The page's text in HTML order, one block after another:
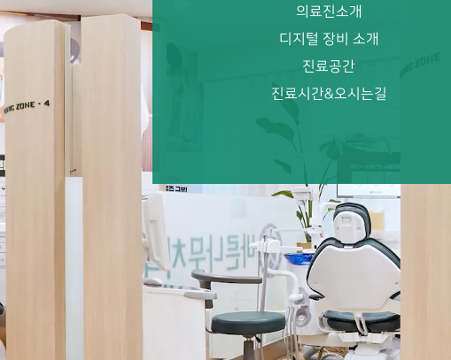
의료진소개
디지털 장비 소개
진료공간
진료시간&오시는길